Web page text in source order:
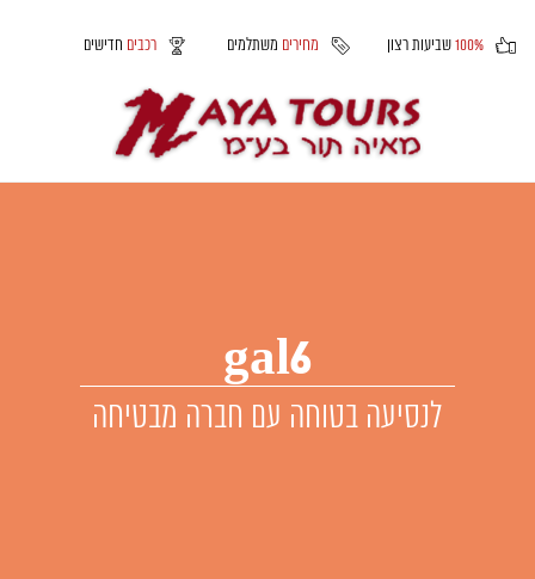
100%שביעות רצון מחירים משתלמים רכבים חדישים
gal6
לנסיעה בטוחה עם חברה מבטיחה